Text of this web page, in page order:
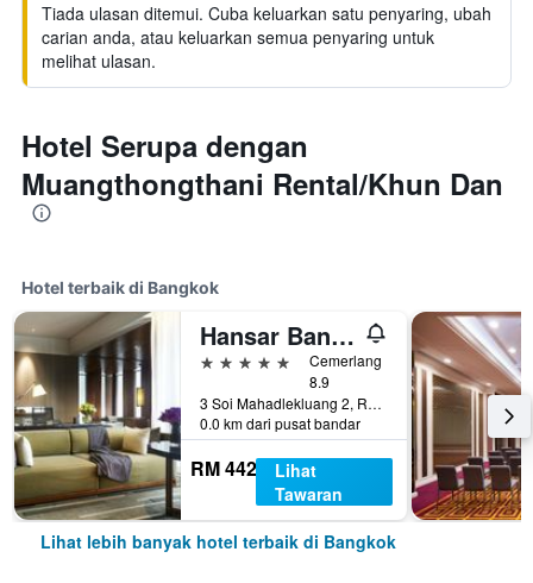
Tiada ulasan ditemui. Cuba keluarkan satu penyaring, ubah
carian anda, atau keluarkan semua penyaring untuk
melihat ulasan.
Hotel Serupa dengan
Muangthongthani Rental/Khun Dan
Hotel terbaik di Bangkok
Hansar Bangkok Hotel
5 bintang
Cemerlang
8.9
3 Soi Mahadlekluang 2, Rajdamri Road, Bangkok, Thailand
0.0 km dari pusat bandar
RM 442
Lihat
Tawaran
Lihat lebih banyak hotel terbaik di Bangkok